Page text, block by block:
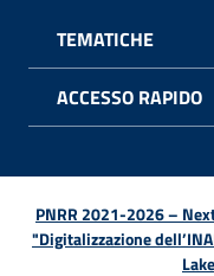
TEMATICHE
ACCESSO RAPIDO
PNRR 2021-2026 –
"Digitalizzazione